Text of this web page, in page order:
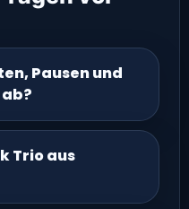
Pausen und
Trio aus